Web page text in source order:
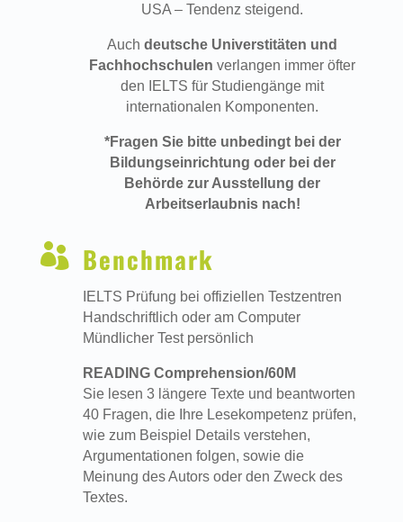
USA – Tendenz steigend.
Auchdeutsche Universtitäten und
Fachhochschulenverlangen immer öfter
den IELTS für Studiengänge mit
internationalen Komponenten.
*Fragen Sie bitte unbedingt bei der
Bildungseinrichtung oder bei der
Behörde zur Ausstellung der
Arbeitserlaubnis nach!
 Benchmark
IELTS Prüfung bei offiziellen Testzentren
Handschriftlich oder am Computer
Mündlicher Test persönlich
READING Comprehension/60M
Sie lesen 3 längere Texte und beantworten
40 Fragen, die Ihre Lesekompetenz prüfen,
wie zum Beispiel Details verstehen,
Argumentationen folgen, sowie die
Meinung des Autors oder den Zweck des
Textes.